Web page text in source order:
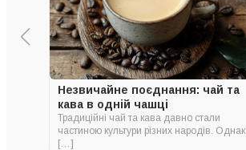
Незвичайне поєднання: чай та
кава в одній чашці
Традиційні чай та кава давно стали
частиною культури різних народів. Однак
[…]